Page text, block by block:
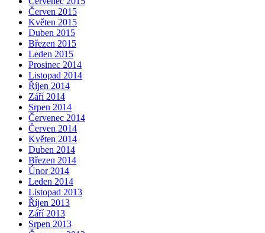
Červen 2015
Květen 2015
Duben 2015
Březen 2015
Leden 2015
Prosinec 2014
Listopad 2014
Říjen 2014
Září 2014
Srpen 2014
Červenec 2014
Červen 2014
Květen 2014
Duben 2014
Březen 2014
Únor 2014
Leden 2014
Listopad 2013
Říjen 2013
Září 2013
Srpen 2013